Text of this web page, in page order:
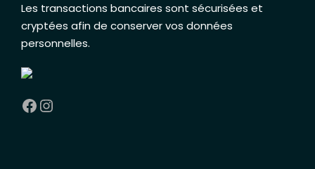
Les transactions bancaires sont sécurisées et
cryptées afin de conserver vos données
personnelles.
Facebook Instagram